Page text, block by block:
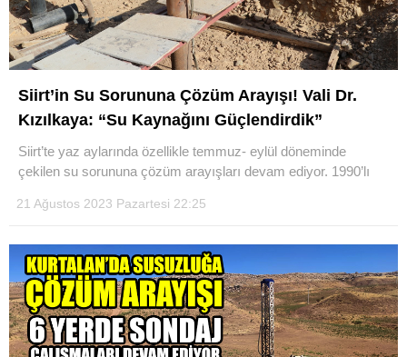
Facebook
TILLO
GÜNDEM
NÖBETÇI ECZANELER
Siirt’in Su Sorununa Çözüm Arayışı! Vali Dr.
Kızılkaya: “Su Kaynağını Güçlendirdik”
Siirt’te yaz aylarında özellikle temmuz- eylül döneminde
çekilen su sorununa çözüm arayışları devam ediyor. 1990’lı
21 Ağustos 2023 Pazartesi 22:25